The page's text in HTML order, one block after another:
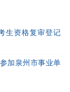
生资格复审登记
加泉州市事业单